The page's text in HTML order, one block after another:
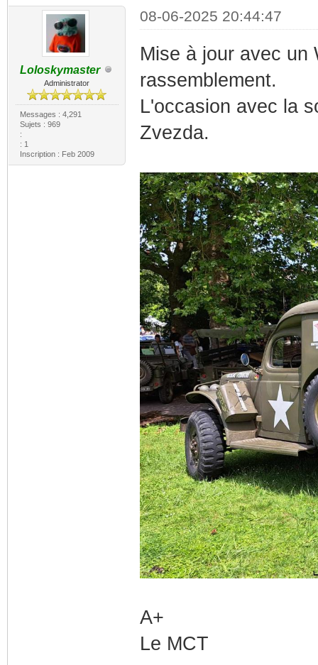
Loloskymaster
Administrator
Messages : 4,291
Sujets : 969
:
: 1
Inscription : Feb 2009
08-06-2025 20:44:47
Mise à jour avec un
rassemblement.
L'occasion avec la
Zvezda.
A+
Le MCT